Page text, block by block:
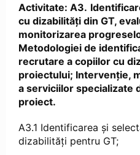
Activitate: A3.
cu dizabilități din GT,
monitorizarea
Metodologiei de
recrutare a copiilor cu
proiectului; Intervenție,
a serviciilor specializate
proiect.
A3.1 Identificarea și
dizabilități pentru GT;